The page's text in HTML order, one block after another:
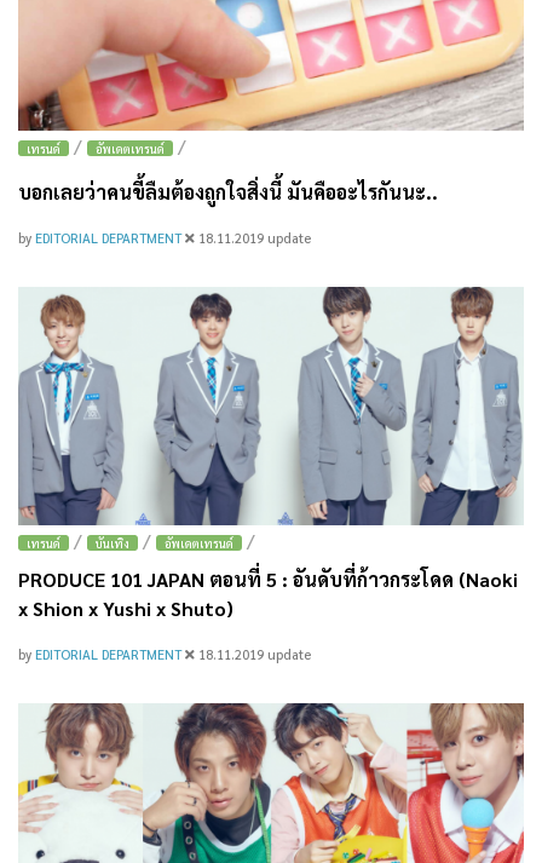
เทรนด์ / อัพเดตเทรนด์ /
บอกเลยว่าคนขี้ลืมต้องถูกใจสิ่งนี้ มันคืออะไรกันนะ..
by EDITORIAL DEPARTMENT 18.11.2019 update
เทรนด์ / บันเทิง / อัพเดตเทรนด์ /
PRODUCE 101 JAPAN ตอนที่ 5 : อันดับที่ก้าวกระโดด (Naoki
x Shion x Yushi x Shuto)
by EDITORIAL DEPARTMENT 18.11.2019 update